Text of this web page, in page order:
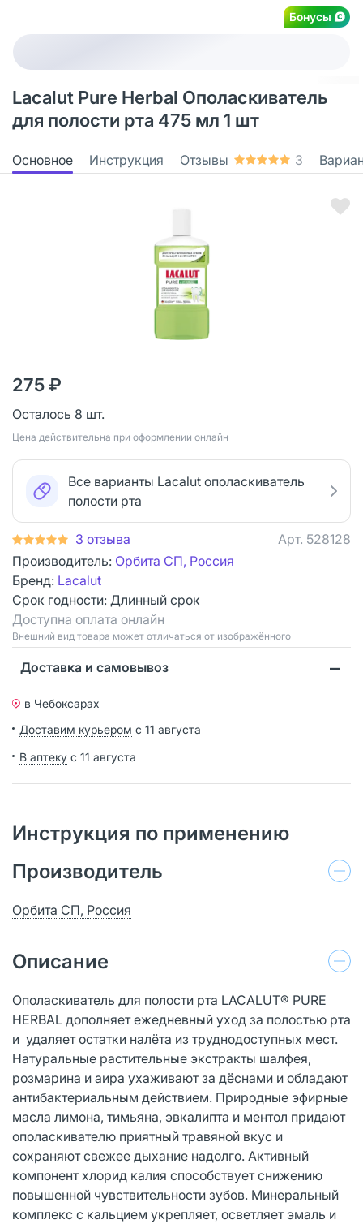
Бонусы
Lacalut Рure Herbal Ополаскиватель
для полости рта 475 мл 1 шт
Основное Инструкция Отзывы 3
275 ₽
Осталось 8 шт.
Цена действительна при оформлении онлайн
Все варианты Lacalut ополаскиватель
полости рта
3 отзыва Арт. 528128
Производитель: Орбита СП, Россия
Бренд: Lacalut
Срок годности: Длинный срок
Доступна оплата онлайн
Bнешний вид товара может отличаться от изображённого
Доставка и самовывоз
в Чебоксарах
Доставим курьером с 11 августа
В аптеку с 11 августа
Инструкция по применению
Производитель
Орбита СП, Россия
Описание
Ополаскиватель для полости рта LACALUT® PURE
HERBAL дополняет ежедневный уход за полостью рта
и удаляет остатки налёта из труднодоступных мест.
Натуральные растительные экстракты шалфея,
розмарина и аира ухаживают за дёснами и обладают
антибактериальным действием. Природные эфирные
масла лимона, тимьяна, эвкалипта и ментол придают
ополаскивателю приятный травяной вкус и
сохраняют свежее дыхание надолго. Активный
компонент хлорид калия способствует снижению
повышенной чувствительности зубов. Минеральный
комплекс с кальцием укрепляет, осветляет эмаль и